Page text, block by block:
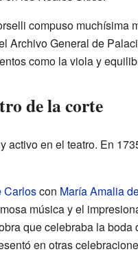
compuso muchísima
Archivo General de
como la viola y
de la corte
activo en el teatro. En
Carloscon María Amalia
música y el
que celebraba la boda
en otras